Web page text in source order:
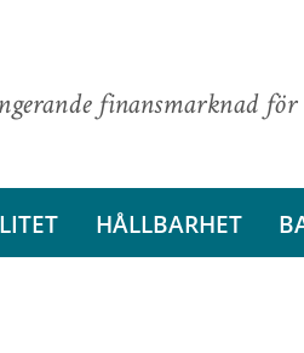
finansmarknad
HÅLLBARHET